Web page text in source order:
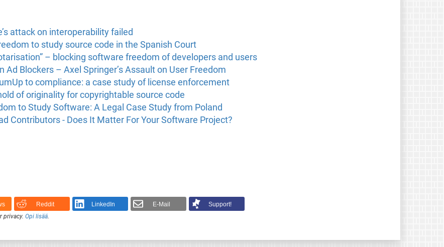
attack on interoperability failed
to study source code in the Spanish Court
– blocking software freedom of developers and users
Ad Blockers – Axel Springer’s Assault on User Freedom
to compliance: a case study of license enforcement
of originality for copyrightable source code
to Study Software: A Legal Case Study from Poland
Contributors - Does It Matter For Your Software Project?
Reddit LinkedIn E-Mail
Support!
privacy. Opi lisää.